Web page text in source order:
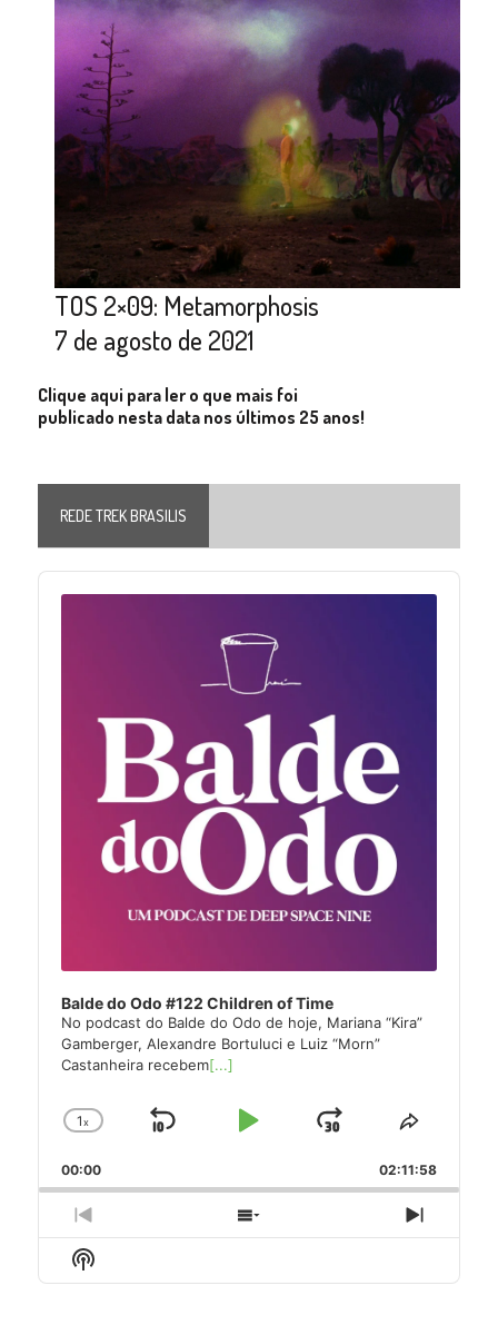
TOS 2×09: Metamorphosis
7 de agosto de 2021
Clique aqui para ler o que mais foi
publicado nesta data nos últimos 25 anos!
REDE TREK BRASILIS
Audio
Player
Balde do Odo #122 Children of Time
No podcast do Balde do Odo de hoje, Mariana “Kira”
Gamberger, Alexandre Bortuluci e Luiz “Morn”
Castanheira recebem[...]
Change
Rate
1x
Skip
Play
Jump
Forward
Share
Episode
00:00 02:11:58
Previous
Episode
Show
Episodes
Next
Episode
Show
Podcast